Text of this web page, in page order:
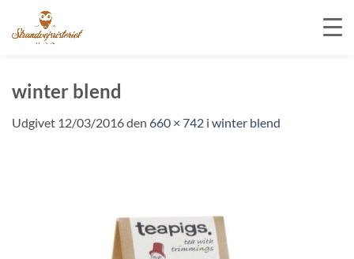
indhold
winter blend
Udgivet 12/03/2016den 660 × 742 i winter blend